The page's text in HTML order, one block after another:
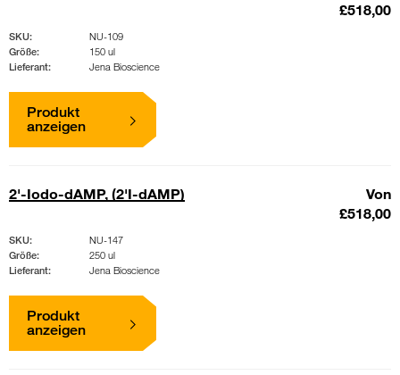
£518,00
SKU:
NU-109
Größe:
150 ul
Lieferant:
Jena Bioscience
Produkt
anzeigen
2'-Iodo-dAMP, (2'I-dAMP)
Von
£518,00
SKU:
NU-147
Größe:
250 ul
Lieferant:
Jena Bioscience
Produkt
anzeigen